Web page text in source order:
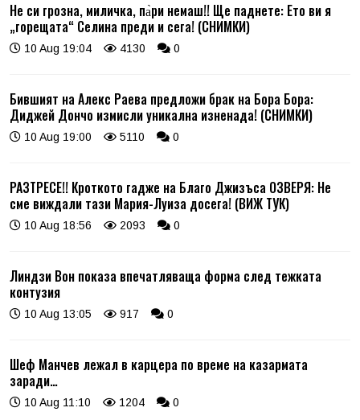
Не си грозна, миличка, па̀ри немаш!! Ще паднете: Ето ви я
„горещата“ Селина преди и сега! (СНИМКИ)
10 Aug 19:04 4130 0
Бившият на Алекс Раева предложи брак на Бора Бора:
Диджей Дончо измисли уникална изненада! (СНИМКИ)
10 Aug 19:00 5110 0
РАЗТРЕСЕ!! Кроткото гадже на Благо Джизъса ОЗВЕРЯ: Не
сме виждали тази Мария-Луиза досега! (ВИЖ ТУК)
10 Aug 18:56 2093 0
Линдзи Вон показа впечатляваща форма след тежката
контузия
10 Aug 13:05 917 0
Шеф Манчев лежал в карцера по време на казармата
заради…
10 Aug 11:10 1204 0